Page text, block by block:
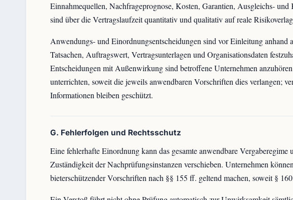
Einnahmequellen, Nachfrageprognose, Kosten, Garantien, Ausgleichs- und
sind über die Vertragslaufzeit quantitativ und qualitativ auf reale
Anwendungs- und Einordnungsentscheidungen sind vor Einleitung anhand
Tatsachen, Auftragswert, Vertragsunterlagen und Organisationsdaten
Entscheidungen mit Außenwirkung sind betroffene Unternehmen
unterrichten, soweit die jeweils anwendbaren Vorschriften dies verlangen;
Informationen bleiben geschützt.
G. Fehlerfolgen und Rechtsschutz
Eine fehlerhafte Einordnung kann das gesamte anwendbare Vergaberegime
Zuständigkeit der Nachprüfungsinstanzen verschieben. Unternehmen
bieterschützender Vorschriften nach §§ 155 ff. geltend machen, soweit §